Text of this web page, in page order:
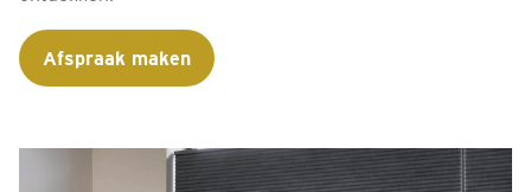
Afspraak maken